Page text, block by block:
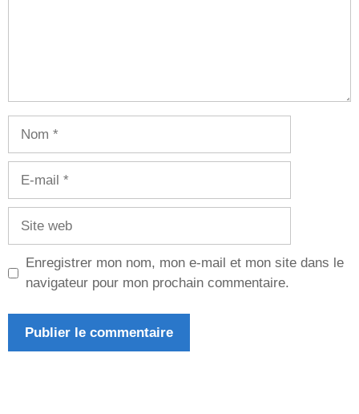
Enregistrer mon nom, mon e-mail et mon site dans le
navigateur pour mon prochain commentaire.